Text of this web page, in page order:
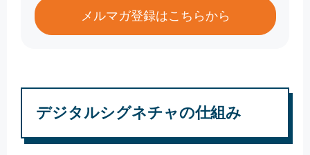
メルマガ登録はこちらから
デジタルシグネチャの仕組み